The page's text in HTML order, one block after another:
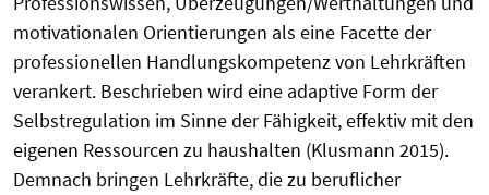
motivationalen Orientierungen als eine Facette der
professionellen Handlungskompetenz von Lehrkräften
verankert. Beschrieben wird eine adaptive Form der
Selbstregulation im Sinne der Fähigkeit, effektiv mit den
eigenen Ressourcen zu haushalten (Klusmann 2015).
Demnach bringen Lehrkräfte, die zu beruflicher